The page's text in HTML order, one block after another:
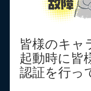
皆様のキャ
起動時に皆
認証を行っ